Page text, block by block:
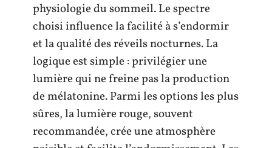
physiologie du sommeil. Le spectre
choisi influence la facilité à s’endormir
et la qualité des réveils nocturnes. La
logique est simple : privilégier une
lumière qui ne freine pas la production
de mélatonine. Parmi les options les plus
sûres, la lumière rouge, souvent
recommandée, crée une atmosphère